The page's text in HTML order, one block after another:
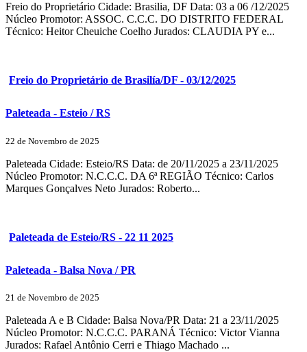
Freio do Proprietário Cidade: Brasilia, DF Data: 03 a 06 /12/2025
Núcleo Promotor: ASSOC. C.C.C. DO DISTRITO FEDERAL
Técnico: Heitor Cheuiche Coelho Jurados: CLAUDIA PY e...
Freio do Proprietário de Brasilía/DF - 03/12/2025
Paleteada - Esteio / RS
22 de Novembro de 2025
Paleteada Cidade: Esteio/RS Data: de 20/11/2025 a 23/11/2025
Núcleo Promotor: N.C.C.C. DA 6ª REGIÃO Técnico: Carlos
Marques Gonçalves Neto Jurados: Roberto...
Paleteada de Esteio/RS - 22 11 2025
Paleteada - Balsa Nova / PR
21 de Novembro de 2025
Paleteada A e B Cidade: Balsa Nova/PR Data: 21 a 23/11/2025
Núcleo Promotor: N.C.C.C. PARANÁ Técnico: Victor Vianna
Jurados: Rafael Antônio Cerri e Thiago Machado ...